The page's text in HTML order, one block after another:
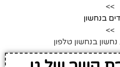
>>
בנחשון
>>
בנחשון טלפון